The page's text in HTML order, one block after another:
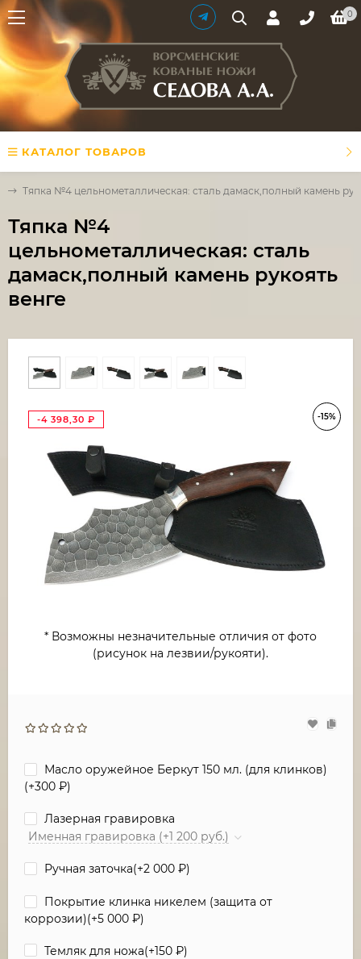
0
КАТАЛОГ ТОВАРОВ
Тяпка №4 цельнометаллическая: сталь дамаск,полный камень
Тяпка №4
цельнометаллическая: сталь
дамаск,полный камень рукоять
венге
-15%
-4 398,30 ₽
* Возможны незначительные отличия от фото
(рисунок на лезвии/рукояти).
Масло оружейное Беркут 150 мл. (для клинков)
(+300 ₽)
Лазерная гравировка
Именная гравировка (+1 200 руб.)
Ручная заточка(+2 000 ₽)
Покрытие клинка никелем (защита от
коррозии)(+5 000 ₽)
Темляк для ножа(+150 ₽)